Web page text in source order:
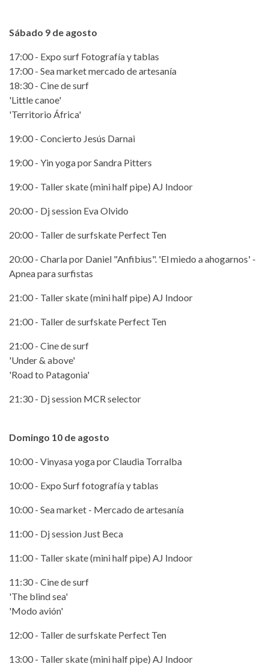
Sábado 9 de agosto
17:00 - Expo surf Fotografía y tablas
17:00 - Sea market mercado de artesanía
18:30 - Cine de surf
'Little canoe'
'Territorio África'
19:00 - Concierto Jesús Darnai
19:00 - Yin yoga por Sandra Pitters
19:00 - Taller skate (mini half pipe) AJ Indoor
20:00 - Dj session Eva Olvido
20:00 - Taller de surfskate Perfect Ten
20:00 - Charla por Daniel "Anfibius". 'El miedo a ahogarnos' -
Apnea para surfistas
21:00 - Taller skate (mini half pipe) AJ Indoor
21:00 - Taller de surfskate Perfect Ten
21:00 - Cine de surf
'Under & above'
'Road to Patagonia'
21:30 - Dj session MCR selector
Domingo 10 de agosto
10:00 - Vinyasa yoga por Claudia Torralba
10:00 - Expo Surf fotografía y tablas
10:00 - Sea market - Mercado de artesanía
11:00 - Dj session Just Beca
11:00 - Taller skate (mini half pipe) AJ Indoor
11:30 - Cine de surf
'The blind sea'
'Modo avión'
12:00 - Taller de surfskate Perfect Ten
13:00 - Taller skate (mini half pipe) AJ Indoor